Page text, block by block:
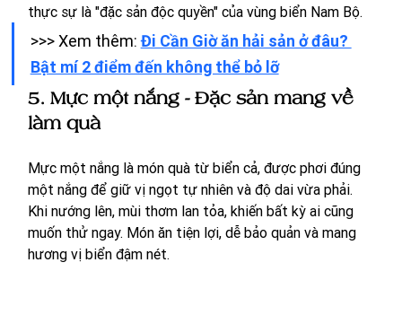
thực sự là "đặc sản độc quyền" của vùng biển Nam Bộ.
>>> Xem thêm: Đi Cần Giờ ăn hải sản ở đâu?
Bật mí 2 điểm đến không thể bỏ lỡ
5. Mực một nắng - Đặc sản mang về
làm quà
Mực một nắng là món quà từ biển cả, được phơi đúng
một nắng để giữ vị ngọt tự nhiên và độ dai vừa phải.
Khi nướng lên, mùi thơm lan tỏa, khiến bất kỳ ai cũng
muốn thử ngay. Món ăn tiện lợi, dễ bảo quản và mang
hương vị biển đậm nét.